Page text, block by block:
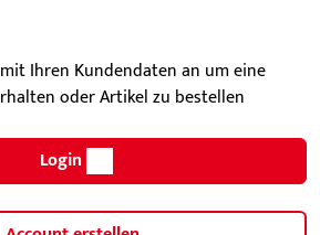
Ihren Kundendaten an um eine
oder Artikel zu bestellen
Login